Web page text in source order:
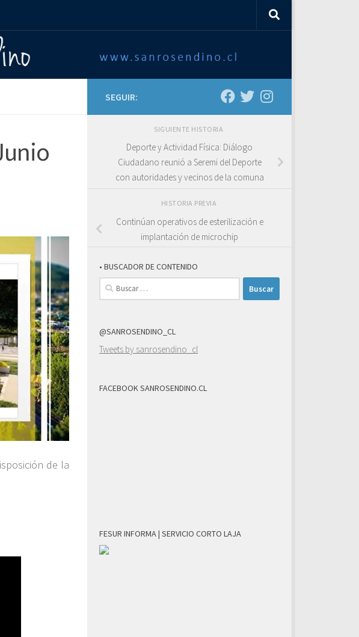
de la
SEGUIR:
SIGUIENTE HISTORIA
Deporte y Actividad Física: Diálogo
Ciudadano reunió a Seremi del Deporte
con autoridades y vecinos de la comuna
HISTORIA PREVIA
Continúan operativos de esterilización e
implantación de microchip
• BUSCADOR DE CONTENIDO
Buscar:
@SANROSENDINO_CL
Tweets by sanrosendino_cl
FACEBOOK SANROSENDINO.CL
FESUR INFORMA | SERVICIO CORTO LAJA